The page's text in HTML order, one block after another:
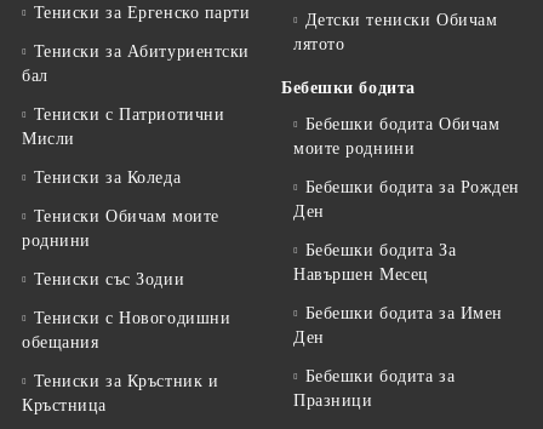
Тениски за Eргенско парти
Тениски за Aбитуриентски
бал
Тениски с Патриотични
Мисли
Тениски за Коледа
Тениски Обичам моите
роднини
Тениски със Зодии
Тениски с Новогодишни
обещания
Тениски за Кръстник и
Кръстница
Детски тениски Обичам
лятото
Бебешки бодита
Бебешки бодита Обичам
моите роднини
Бебешки бодита за Рожден
Ден
Бебешки бодита За
Навършен Месец
Бебешки бодита за Имен
Ден
Бебешки бодита за
Празници